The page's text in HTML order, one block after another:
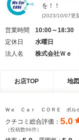
を！！
(2023/10/07更
営業時間
10:00～18:30
定休日
水曜日
法人名
株式会社Ｗｅ
お店TOP 地
Ｗｅ Ｃａｒ ＣＯＲＥ ボル
クチコミ総合評価： 5.0
（投稿数96件）